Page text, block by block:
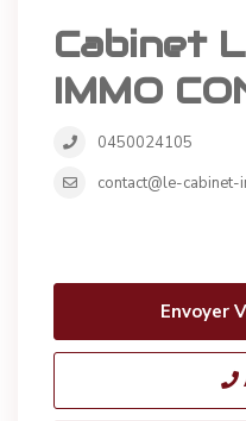
Cabinet
IMMO
0450024105
contact@le-
Envoyer